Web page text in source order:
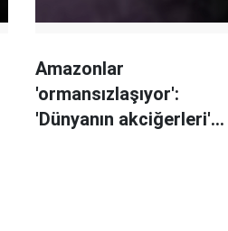
Amazonlar
'ormansızlaşıyor':
'Dünyanın akciğerleri'